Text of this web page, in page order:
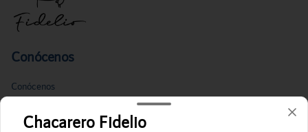
Conócenos
Conócenos
Política de privacidad
Chacarero Fidelio